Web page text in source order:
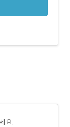
요.